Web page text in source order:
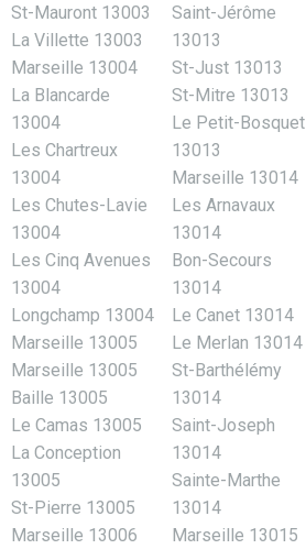
St-Mauront 13003
La Villette 13003
Marseille 13004
La Blancarde
13004
Les Chartreux
13004
Les Chutes-Lavie
13004
Les Cinq Avenues
13004
Longchamp 13004
Marseille 13005
Marseille 13005
Baille 13005
Le Camas 13005
La Conception
13005
St-Pierre 13005
Marseille 13006
Saint-Jérôme
13013
St-Just 13013
St-Mitre 13013
Le Petit-Bosquet
13013
Marseille 13014
Les Arnavaux
13014
Bon-Secours
13014
Le Canet 13014
Le Merlan 13014
St-Barthélémy
13014
Saint-Joseph
13014
Sainte-Marthe
13014
Marseille 13015